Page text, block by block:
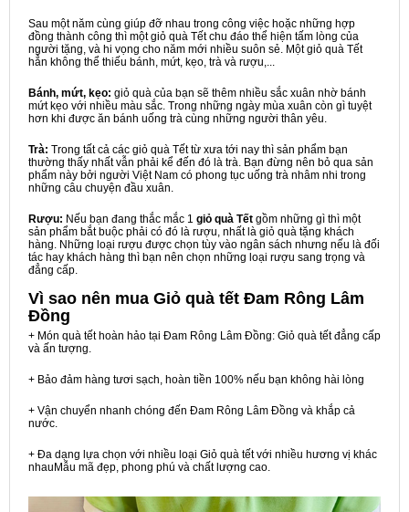
Sau một năm cùng giúp đỡ nhau trong công việc hoặc những hợp
đồng thành công thì một giỏ quà Tết chu đáo thể hiện tấm lòng của
người tặng, và hi vọng cho năm mới nhiều suôn sẻ. Một giỏ quà Tết
hẳn không thể thiếu bánh, mứt, kẹo, trà và rượu,...
Bánh, mứt, kẹo: giỏ quà của bạn sẽ thêm nhiều sắc xuân nhờ bánh
mứt kẹo với nhiều màu sắc. Trong những ngày mùa xuân còn gì tuyệt
hơn khi được ăn bánh uống trà cùng những người thân yêu.
Trà: Trong tất cả các giỏ quà Tết từ xưa tới nay thì sản phẩm bạn
thường thấy nhất vẫn phải kể đến đó là trà. Bạn đừng nên bỏ qua sản
phẩm này bởi người Việt Nam có phong tục uống trà nhâm nhi trong
những câu chuyện đầu xuân.
Rượu: Nếu bạn đang thắc mắc 1 giỏ quà Tết gồm những gì thì một
sản phẩm bắt buộc phải có đó là rượu, nhất là giỏ quà tặng khách
hàng. Những loại rượu được chọn tùy vào ngân sách nhưng nếu là đối
tác hay khách hàng thì bạn nên chọn những loại rượu sang trọng và
đẳng cấp.
Vì sao nên mua Giỏ quà tết Đam Rông Lâm
Đồng
+ Món quà tết hoàn hảo tại Đam Rông Lâm Đồng: Giỏ quà tết đẳng cấp
và ấn tượng.
+ Bảo đảm hàng tươi sạch, hoàn tiền 100% nếu bạn không hài lòng
+ Vận chuyển nhanh chóng đến Đam Rông Lâm Đồng và khắp cả
nước.
+ Đa dạng lựa chọn với nhiều loại Giỏ quà tết với nhiều hương vị khác
nhauMẫu mã đẹp, phong phú và chất lượng cao.